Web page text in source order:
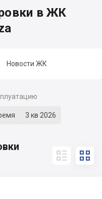
Новости ЖК
в ЖК
3 кв 2026
 